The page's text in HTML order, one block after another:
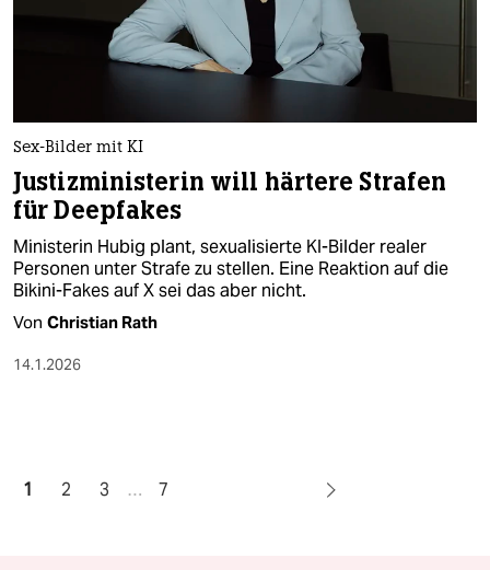
Sex-Bilder mit KI
Justizministerin will härtere Strafen
für Deepfakes
Ministerin Hubig plant, sexualisierte KI-Bilder realer
Personen unter Strafe zu stellen. Eine Reaktion auf die
Bikini-Fakes auf X sei das aber nicht.
Von Christian Rath
14.1.2026
1 2 3 … 7